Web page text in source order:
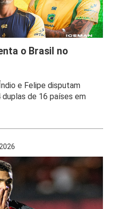
o Brasil no
e Felipe disputam
de 16 países em